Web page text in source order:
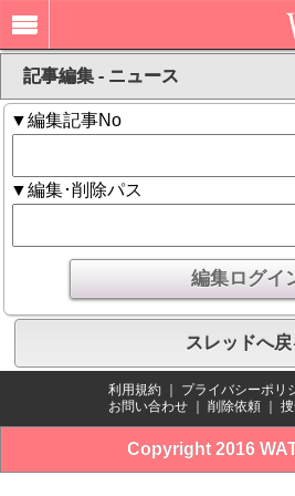
記事編集 - ニュース
▼編集記事No
▼編集･削除パス
スレッドへ戻
利用規約 プライバシーポリ
お問い合わせ
削除依頼
Copyright 2016